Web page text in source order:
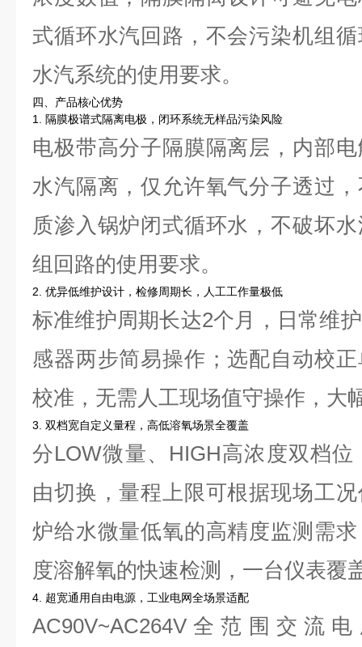
式循环水汽回路，不会污染机组
水汽系统的使用要求。
四、产品核心优势
1. 隔膜极谱式隔离电极，闭环系统无样品污染风险
电极带高分子隔膜隔离层，内部
水汽隔离，仅允许氧气分子透过
质渗入锅炉闭式循环水，不破坏
组回路的使用要求。
2. 优异低维护设计，检修周期长，人工工作量极低
标准维护周期长达2个月，日常维
感器两步简易操作；选配自动校
校准，无需人工现场值守操作，大
3. 双档宽自定义量程，高低溶氧场景全覆盖
分LOW微量、HIGH高浓度双档
由切换，量程上限可根据现场工
炉给水微量低氧的高精度监测需
度溶解氧的快速检测，一台仪表覆
4. 超宽通用自由电源，工业电网全场景适配
AC90V~AC264V全范围交流